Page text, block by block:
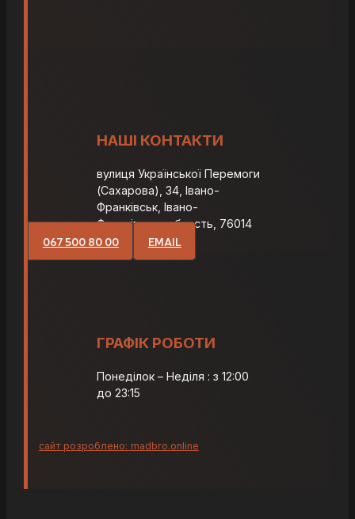
НАШІ КОНТАКТИ
вулиця Української Перемоги
(Сахарова), 34, Івано-
Франківськ, Івано-
Франківська область, 76014
067 500 80 00 EMAIL
ГРАФІК РОБОТИ
Понеділок – Неділя : з 12:00
до 23:15
сайт розроблено: madbro.online